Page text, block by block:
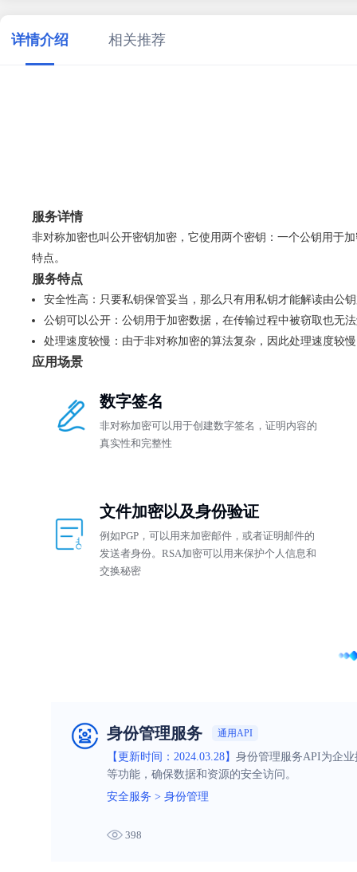
详情介绍 相关推荐
服务详情
非对称加密也叫公开密钥加密，它使用两个密钥：一个公钥用于
特点。
服务特点
安全性高：只要私钥保管妥当，那么只有用私钥才能解读由公
公钥可以公开：公钥用于加密数据，在传输过程中被窃取也无
处理速度较慢：由于非对称加密的算法复杂，因此处理速度较
应用场景
数字签名
非对称加密可以用于创建数字签名，证明内容的
真实性和完整性
文件加密以及身份验证
例如PGP，可以用来加密邮件，或者证明邮件的
发送者身份。RSA加密可以用来保护个人信息和
交换秘密
身份管理服务 通用API
【更新时间：2024.03.28】 身份管理服务API为企
等功能，确保数据和资源的安全访问。
安全服务 > 身份管理
398